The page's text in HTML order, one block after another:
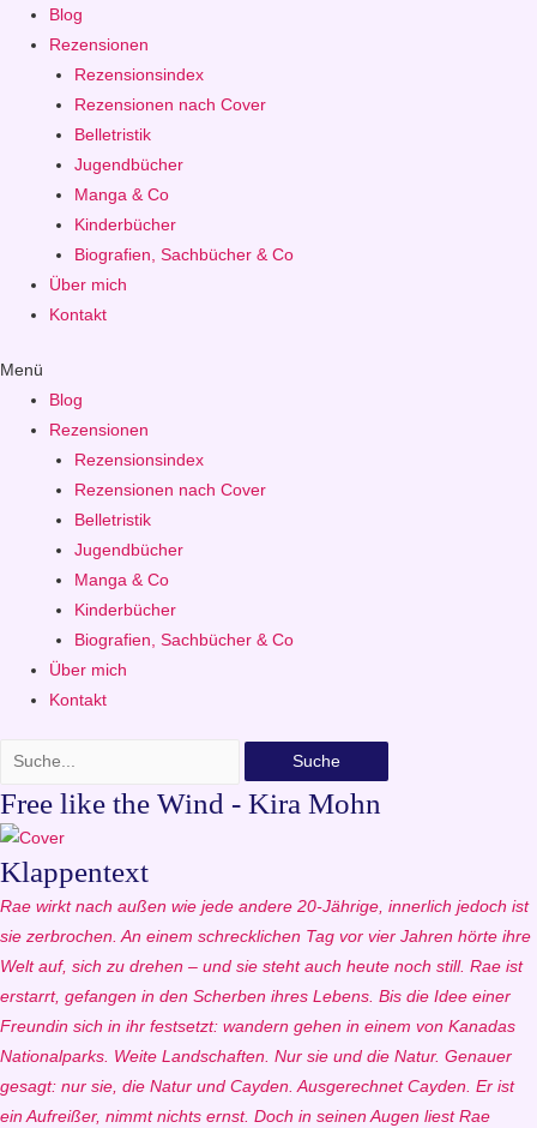
Blog
Rezensionen
Rezensionsindex
Rezensionen nach Cover
Belletristik
Jugendbücher
Manga & Co
Kinderbücher
Biografien, Sachbücher & Co
Über mich
Kontakt
Menü
Blog
Rezensionen
Rezensionsindex
Rezensionen nach Cover
Belletristik
Jugendbücher
Manga & Co
Kinderbücher
Biografien, Sachbücher & Co
Über mich
Kontakt
Suche
Free like the Wind - Kira Mohn
Klappentext
Rae wirkt nach außen wie jede andere 20-Jährige, innerlich jedoch ist
sie zerbrochen. An einem schrecklichen Tag vor vier Jahren hörte ihre
Welt auf, sich zu drehen – und sie steht auch heute noch still. Rae ist
erstarrt, gefangen in den Scherben ihres Lebens. Bis die Idee einer
Freundin sich in ihr festsetzt: wandern gehen in einem von Kanadas
Nationalparks. Weite Landschaften. Nur sie und die Natur. Genauer
gesagt: nur sie, die Natur und Cayden. Ausgerechnet Cayden. Er ist
ein Aufreißer, nimmt nichts ernst. Doch in seinen Augen liest Rae